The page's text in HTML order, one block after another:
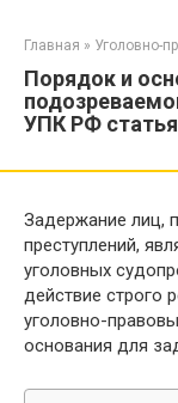
Главная » Уголовно-
Порядок и
УПК РФ статья
Задержание лиц,
преступлений,
уголовных
действие строго
уголовно-
основания для